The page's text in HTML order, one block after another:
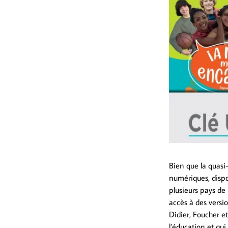
Bien que la
numériques,
plusieurs pays
accès à des
Didier, Foucher